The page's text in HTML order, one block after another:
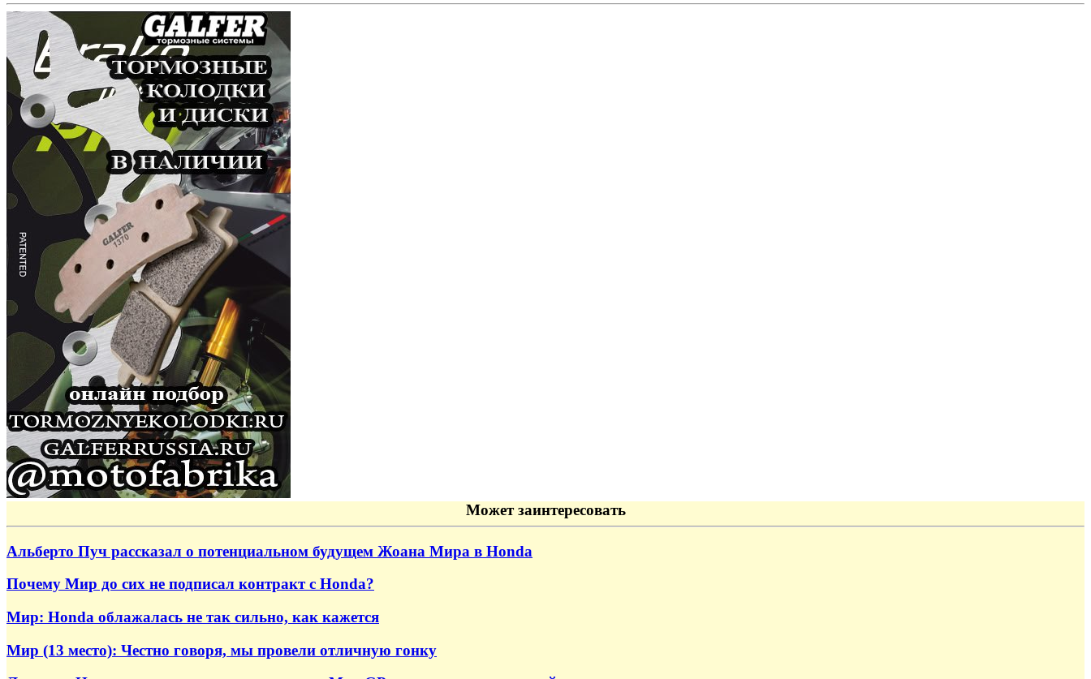
Может заинтересовать
Альберто Пуч рассказал о потенциальном будущем Жоана Мира в Honda
Почему Мир до сих не подписал контракт с Honda?
Мир: Honda облажалась не так сильно, как кажется
Мир (13 место): Честно говоря, мы провели отличную гонку